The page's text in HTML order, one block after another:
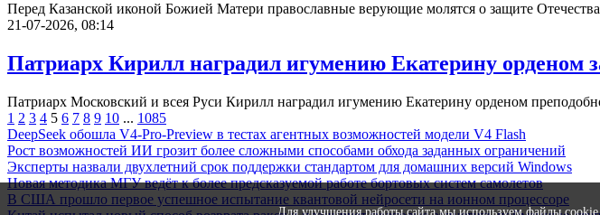
Перед Казанской иконой Божией Матери православные верующие молятся о защите
21-07-2026, 08:14
Патриарх Кирилл наградил игумению Екатерину орденом
Патриарх Московский и всея Руси Кирилл наградил игумению Екатерину орденом
1 2 3 4 5 6 7 8 9 10 ... 1085
DeepSeek обошла V4-Pro-Preview в тестах агентных возможностей модели V4 Flash
Рост возможностей ИИ грозит более сложными способами обхода заданных ограничений
Эксперты назвали двухлетний срок поддержки стандартом для домашних версий Windows
Новая методика МГУ ведёт к более предсказуемой работе бортовых систем самолетов
В США прошло первое успешное испытание квантовой нейросети на ионном процессоре
Для улучшения работы сайта мы используем файлы cookie